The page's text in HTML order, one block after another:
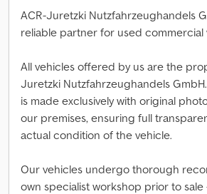
ACR-Juretzki Nutzfahrzeughandels
reliable partner for used commercial
All vehicles offered by us are the
Juretzki Nutzfahrzeughandels
is made exclusively with original
our premises, ensuring full
actual condition of the vehicle.
Our vehicles undergo thorough
own specialist workshop prior to